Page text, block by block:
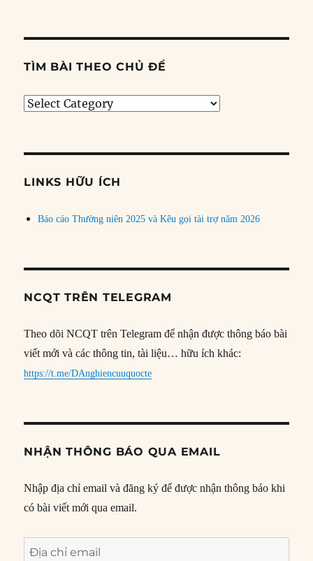
TÌM BÀI THEO CHỦ ĐỀ
Tìm
đề
LINKS HỮU ÍCH
Báo cáo Thường niên 2025 và Kêu gọi tài trợ năm 2026
NCQT TRÊN TELEGRAM
Theo dõi NCQT trên Telegram để nhận được thông báo bài
viết mới và các thông tin, tài liệu… hữu ích khác:
https://t.me/DAnghiencuuquocte
NHẬN THÔNG BÁO QUA EMAIL
Nhập địa chỉ email và đăng ký để được nhận thông báo khi
có bài viết mới qua email.
Địa